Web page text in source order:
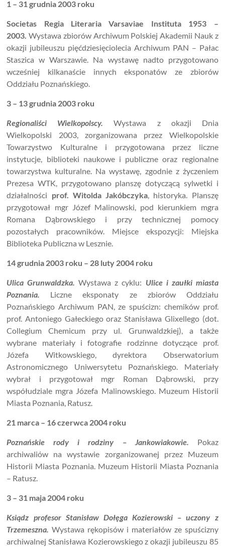
1 – 31 grudnia 2003 roku
Societas Regia Literaria Varsaviae Instituta 1953 –
2003.Wystawa zbiorów Archiwum Polskiej Akademii Nauk z
okazji jubileuszu pięćdziesięciolecia Archiwum PAN – Pałac
Staszica w Warszawie. Na wystawę nadto przygotowano
wcześniej kilkanaście innych eksponatów ze zbiorów
Oddziału Poznańskiego.
3 – 13 grudnia 2003 roku
Regionaliści Wielkopolscy. Wystawa z okazji Dnia
Wielkopolski 2003, zorganizowana przez Wielkopolskie
Towarzystwo Kulturalne i przygotowana przez liczne
instytucje, biblioteki naukowe i publiczne oraz regionalne
towarzystwa kulturalne. Na wystawę, zgodnie z życzeniem
Prezesa WTK, przygotowano planszę dotyczącą sylwetki i
działalności prof. Witolda Jakóbczyka, historyka. Planszę
przygotował mgr Józef Malinowski, pod kierunkiem mgra
Romana Dąbrowskiego i przy technicznej pomocy
pozostałych pracowników. Miejsce ekspozycji: Miejska
Biblioteka Publiczna w Lesznie.
14 grudnia 2003 roku – 28 luty 2004 roku
Ulica Grunwaldzka.Wystawa z cyklu: Ulice i zaułki miasta
Poznania. Liczne eksponaty ze zbiorów Oddziału
Poznańskiego Archiwum PAN, ze spuścizn: chemików prof.
prof. Antoniego Gałeckiego oraz Stanisława Glixellego (dot.
Collegium Chemicum przy ul. Grunwaldzkiej), a także
wybrane materiały i fotografie rodzinne dotyczące prof.
Józefa Witkowskiego, dyrektora Obserwatorium
Astronomicznego Uniwersytetu Poznańskiego. Materiały
wybrał i przygotował mgr Roman Dąbrowski, przy
współudziale mgra Józefa Malinowskiego. Muzeum Historii
Miasta Poznania, Ratusz.
21 marca – 16 czerwca 2004 roku
Poznańskie rody i rodziny – Jankowiakowie. Pokaz
archiwaliów na wystawie zorganizowanej przez Muzeum
Historii Miasta Poznania. Muzeum Historii Miasta Poznania
– Ratusz.
3 – 31 maja 2004 roku
Ksiądz profesor Stanisław Dołęga Kozierowski – uczony z
Trzemeszna.Wystawa rękopisów i materiałów ze spuścizny
archiwalnej Stanisława Kozierowskiego z okazji jubileuszu 85